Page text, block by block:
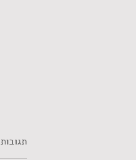
תגובות